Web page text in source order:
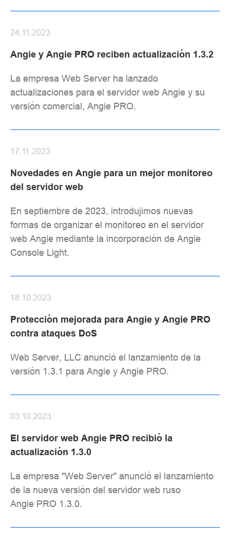
Angie y Angie PRO reciben actualización 1.3.2
24.11.2023
La empresa Web Server ha lanzado
actualizaciones para el servidor web Angie y su
versión comercial, Angie PRO.
Novedades en Angie para un mejor monitoreo
del servidor web
17.11.2023
En septiembre de 2023, introdujimos nuevas
formas de organizar el monitoreo en el servidor
web Angie mediante la incorporación de Angie
Console Light.
Protección mejorada para Angie y Angie PRO
contra ataques DoS
18.10.2023
Web Server, LLC anunció el lanzamiento de la
versión 1.3.1 para Angie y Angie PRO.
El servidor web Angie PRO recibió la
actualización 1.3.0
03.10.2023
La empresa "Web Server" anunció el lanzamiento
de la nueva versión del servidor web ruso
Angie PRO 1.3.0.